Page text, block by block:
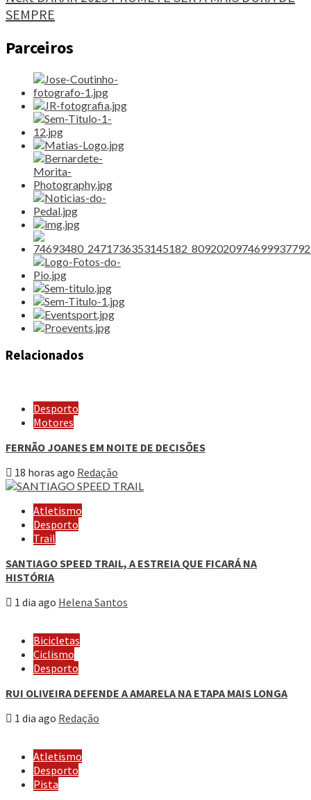
SEMPRE
Parceiros
Relacionados
Desporto
Motores
FERNÃO JOANES EM NOITE DE DECISÕES
18 horas ago Redação
Atletismo
Desporto
Trail
SANTIAGO SPEED TRAIL, A ESTREIA QUE FICARÁ NA
HISTÓRIA
1 dia ago Helena Santos
Bicicletas
Ciclismo
Desporto
RUI OLIVEIRA DEFENDE A AMARELA NA ETAPA MAIS LONGA
1 dia ago Redação
Atletismo
Desporto
Pista